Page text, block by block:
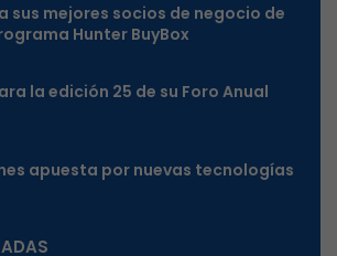
sus mejores socios de negocio de
Hunter BuyBox
la edición 25 de su Foro Anual
apuesta por nuevas tecnologías